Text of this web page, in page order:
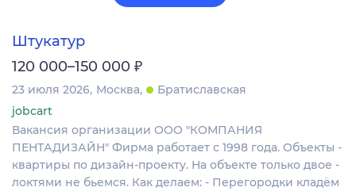
Штукатур
120 000–150 000 ₽
23 июля 2026 Москва
Братиславская
jobcart
Вакансия организации ООО "КОМПАНИЯ
ПЕНТАДИЗАЙН" Фирма работает с 1998 года. Объекты -
квартиры по дизайн-проекту. На объекте только двое -
локтями не бьемся. Как делаем: - ​​Перегородки кладём